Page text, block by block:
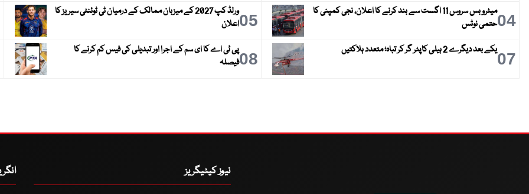
04
میٹرو بس سروس 11 اگست سے بند کرنے کا اعلان، نجی کمپنی کا
حتمی نوٹس
05
ورلڈ کپ 2027 کے میزبان ممالک کے درمیان ٹی ٹوئنٹی سیریز کا
اعلان
07یکے بعد دیگرے 2 ہیلی کاپٹر گر کر تباہ؛ متعدد ہلاکتیں 08پی ٹی اے کا ای سم کے اجرا اور تبدیلی کی فیس کم کرنے کا
فیصلہ
نیوز کیٹیگریز